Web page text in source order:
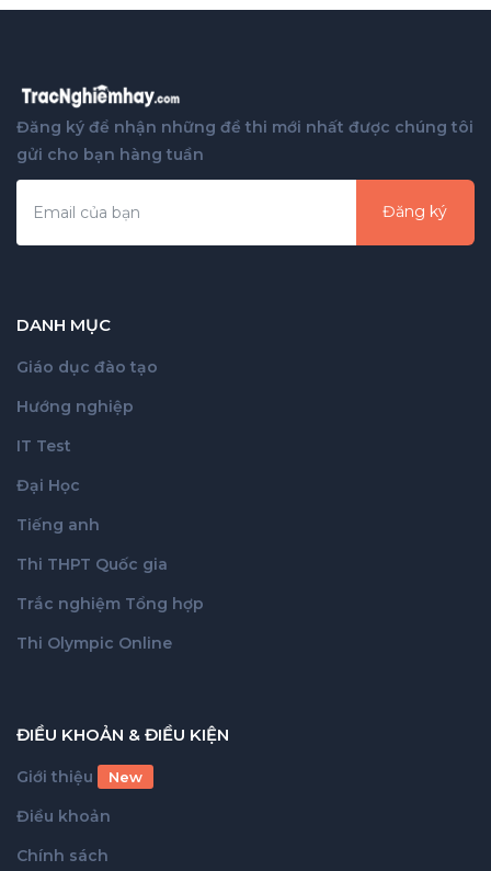
Đăng ký để nhận những đề thi mới nhất được chúng tôi
gửi cho bạn hàng tuần
Đăng ký
DANH MỤC
Giáo dục đào tạo
Hướng nghiệp
IT Test
Đại Học
Tiếng anh
Thi THPT Quốc gia
Trắc nghiệm Tổng hợp
Thi Olympic Online
ĐIỀU KHOẢN & ĐIỀU KIỆN
Giới thiệu New
Điều khoản
Chính sách